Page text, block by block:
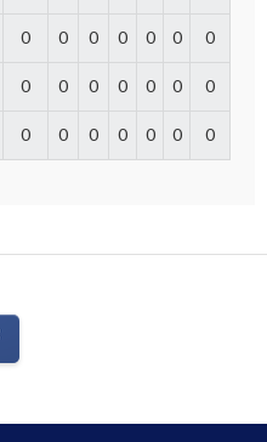
0 0 0 0 0 0 0
0 0 0 0 0 0 0
0 0 0 0 0 0 0